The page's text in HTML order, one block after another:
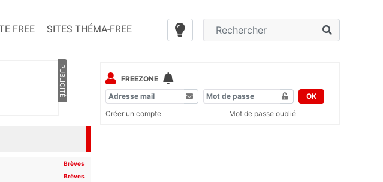
FREE SITES THÉMA-FREE
PUBLICITÉ
Brèves
Brèves
FREEZONE
OK
Créer un compte
Mot de passe oublié